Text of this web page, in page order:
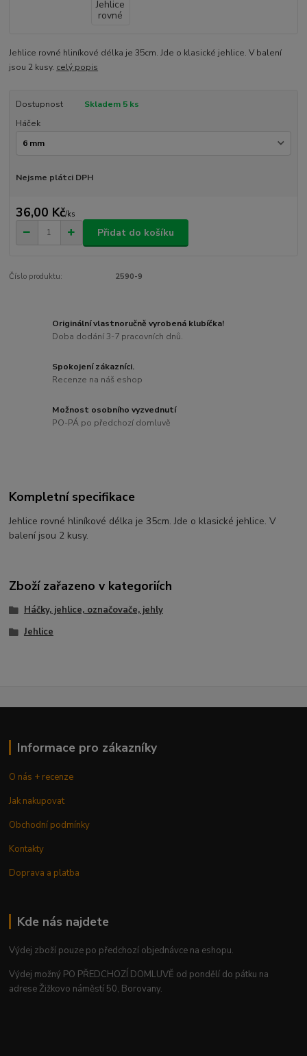
Jehlice rovné hliníkové délka je 35cm. Jde o klasické jehlice. V balení
jsou 2 kusy. celý popis
Dostupnost
Skladem 5 ks
Háček
Nejsme plátci DPH
36,00 Kč/ks
Přidat do košíku
Číslo produktu: 2590-9
Originální vlastnoručně vyrobená klubíčka!
Doba dodání 3-7 pracovních dnů.
Spokojení zákazníci.
Recenze na náš eshop
Možnost osobního vyzvednutí
PO-PÁ po předchozí domluvě
Kompletní specifikace
Jehlice rovné hliníkové délka je 35cm. Jde o klasické jehlice. V
balení jsou 2 kusy.
Zboží zařazeno v kategoriích
Háčky, jehlice, označovače, jehly
Jehlice
Informace pro zákazníky
O nás + recenze
Jak nakupovat
Obchodní podmínky
Kontakty
Doprava a platba
Kde nás najdete
Výdej zboží pouze po předchozí objednávce na eshopu.
Výdej možný PO PŘEDCHOZÍ DOMLUVĚ od pondělí do pátku na
adrese Žižkovo náměstí 50, Borovany.